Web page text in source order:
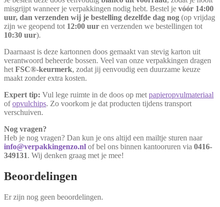
misgrijpt wanneer je verpakkingen nodig hebt. Bestel je vóór 14:00
uur, dan verzenden wij je bestelling dezelfde dag nog (op vrijdag
zijn we geopend tot 12:00 uur en verzenden we bestellingen tot
10:30 uur).
Daarnaast is deze kartonnen doos gemaakt van stevig karton uit
verantwoord beheerde bossen. Veel van onze verpakkingen dragen
het FSC®-keurmerk, zodat jij eenvoudig een duurzame keuze
maakt zonder extra kosten.
Expert tip: Vul lege ruimte in de doos op met papieropvulmateriaal
ofopvulchips. Zo voorkom je dat producten tijdens transport
verschuiven.
Nog vragen?
Heb je nog vragen? Dan kun je ons altijd een mailtje sturen naar
info@verpakkingenzo.nl of bel ons binnen kantooruren via 0416-
349131. Wij denken graag met je mee!
Beoordelingen
Er zijn nog geen beoordelingen.